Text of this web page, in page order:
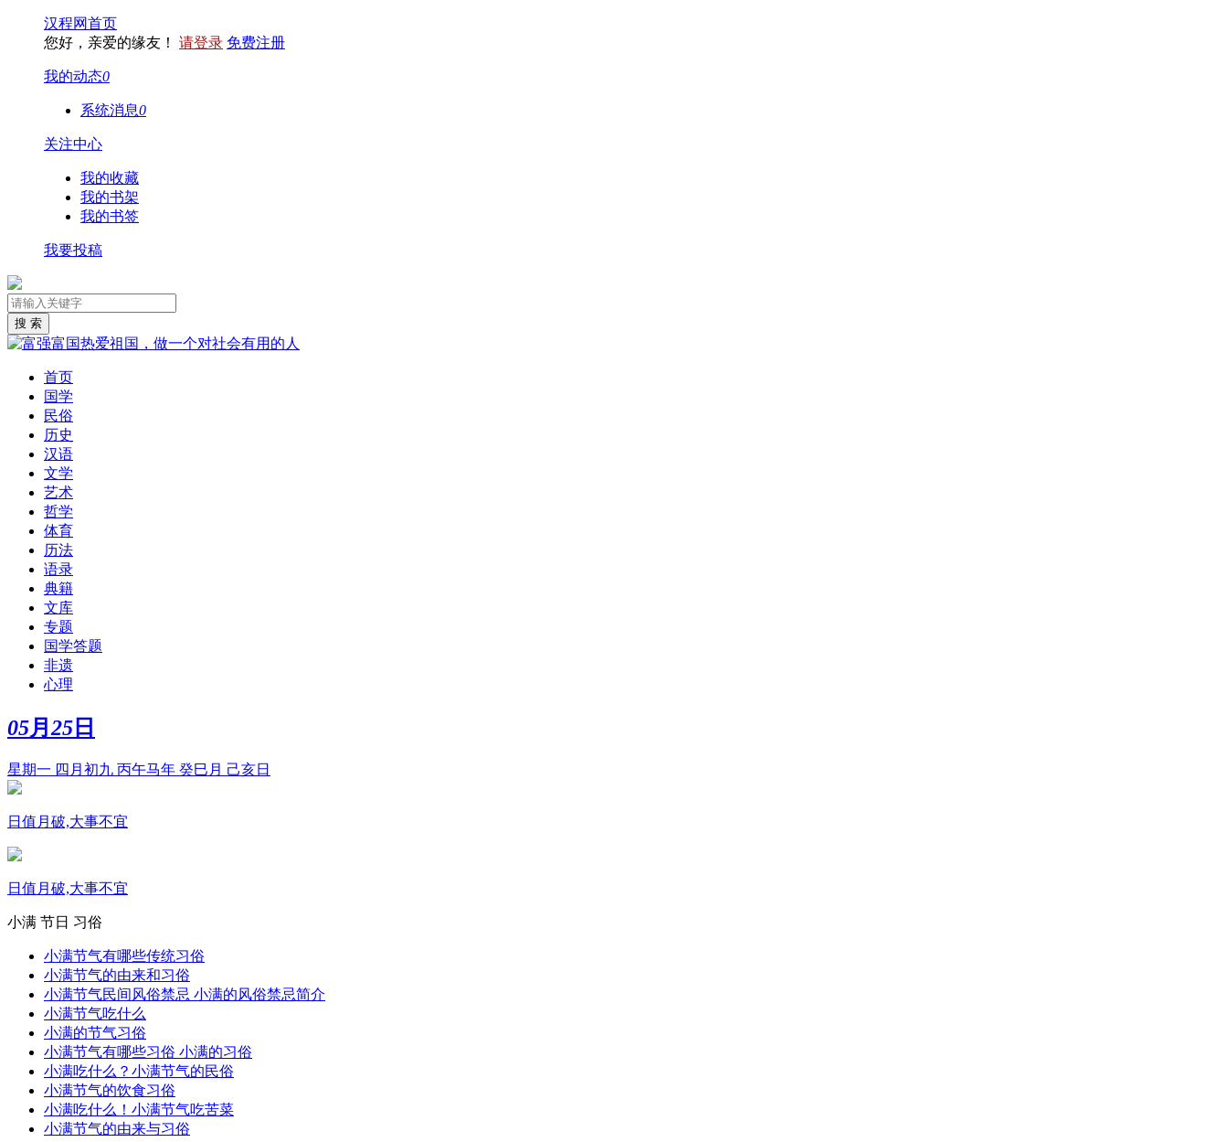
汉程网首页
您好，亲爱的缘友！ 请登录 免费注册
我的动态0
系统消息0
关注中心
我的收藏
我的书架
我的书签
我要投稿
首页
国学
民俗
历史
汉语
文学
艺术
哲学
体育
历法
语录
典籍
文库
专题
国学答题
非遗
心理
05月 25 日
星期一 四月初九 丙午马年 癸巳月 己亥日
日值月破,大事不宜
日值月破,大事不宜
小满 节日 习俗
小满节气有哪些传统习俗
小满节气的由来和习俗
小满节气民间风俗禁忌 小满的风俗禁忌简介
小满节气吃什么
小满的节气习俗
小满节气有哪些习俗 小满的习俗
小满吃什么？小满节气的民俗
小满节气的饮食习俗
小满吃什么！小满节气吃苦菜
小满节气的由来与习俗